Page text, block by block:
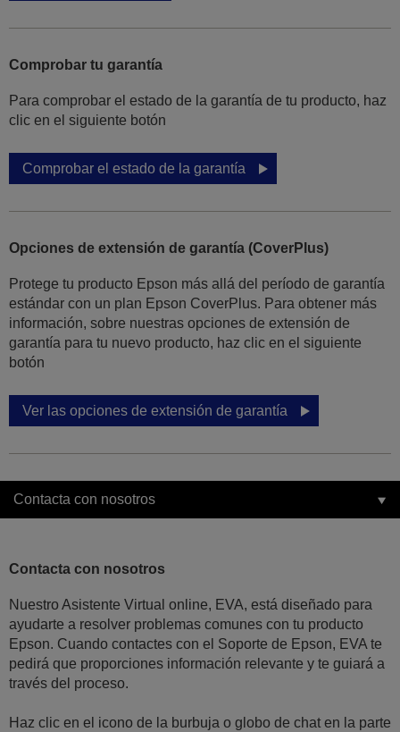
Comprobar tu garantía
Para comprobar el estado de la garantía de tu producto, haz
clic en el siguiente botón
Comprobar el estado de la garantía
Opciones de extensión de garantía (CoverPlus)
Protege tu producto Epson más allá del período de garantía
estándar con un plan Epson CoverPlus. Para obtener más
información, sobre nuestras opciones de extensión de
garantía para tu nuevo producto, haz clic en el siguiente
botón
Ver las opciones de extensión de garantía
Contacta con nosotros
Contacta con nosotros
Nuestro Asistente Virtual online, EVA, está diseñado para
ayudarte a resolver problemas comunes con tu producto
Epson. Cuando contactes con el Soporte de Epson, EVA te
pedirá que proporciones información relevante y te guiará a
través del proceso.
Haz clic en el icono de la burbuja o globo de chat en la parte